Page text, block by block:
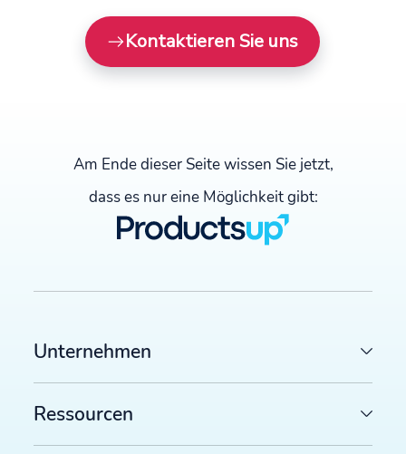
Kontaktieren Sie uns
Am Ende dieser Seite wissen Sie jetzt,
dass es nur eine Möglichkeit gibt:
Unternehmen
Ressourcen